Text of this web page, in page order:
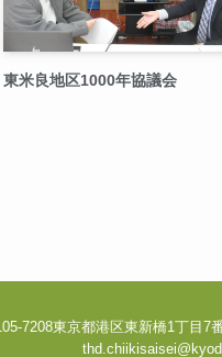
東米良地区1000年協議会
7208東京都港区東新橋1丁目7